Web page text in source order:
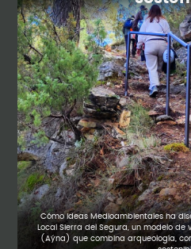
Cómo Ideas Medioambientales ha
Local Sierra del Segura, un modelo
(Aýna) que combina arqueología,